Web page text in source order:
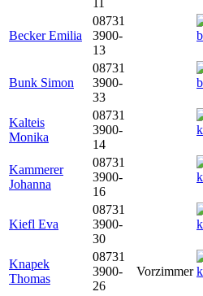
Becker Emilia
08731
3900-
13
Bunk Simon
08731
3900-
33
Kalteis
Monika
08731
3900-
14
Kammerer
Johanna
08731
3900-
16
Kiefl Eva
08731
3900-
30
Knapek
Thomas
08731
3900-
26
Vorzimmer